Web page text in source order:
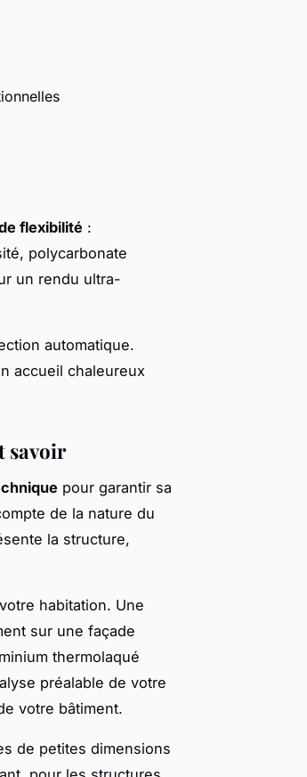
flexibilité :
polycarbonate
un rendu ultra-
automatique.
accueil chaleureux
savoir
pour garantir sa
de la nature du
la structure,
habitation. Une
sur une façade
thermolaqué
préalable de votre
votre bâtiment.
de petites dimensions